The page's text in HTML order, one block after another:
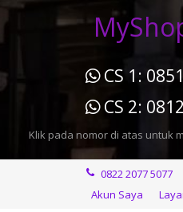
CS 1:
CS 2:
Klik pada nomor di atas untuk
0822 2077 5077
Akun Saya